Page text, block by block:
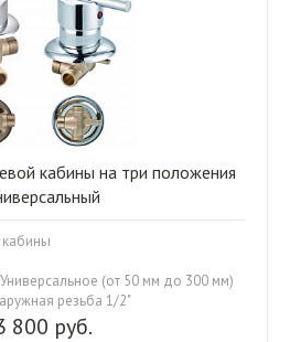
800 руб.
кабины на три положения
(от 50 мм до 300 мм)
резьба 1/2"